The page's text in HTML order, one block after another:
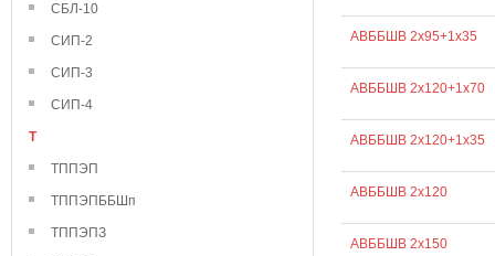
СБЛ-10
СИП-2
СИП-3
СИП-4
Т
ТППЭП
ТППЭПББШп
ТППЭПЗ
АВББШВ 2х95+1х35
АВББШВ 2х120+1х70
АВББШВ 2х120+1х35
АВББШВ 2х120
АВББШВ 2х150